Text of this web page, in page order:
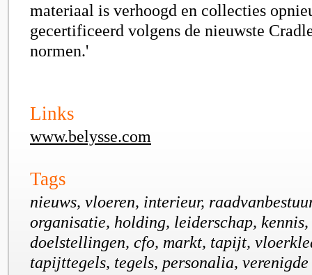
materiaal is verhoogd en collecties
gecertificeerd volgens de nieuwste
normen.'
Links
www.belysse.com
Tags
nieuws, vloeren, interieur,
organisatie, holding, leiderschap,
doelstellingen, cfo, markt, tapijt,
tapijttegels, tegels, personalia, verenigde